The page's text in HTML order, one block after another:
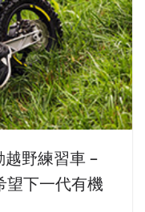
野練習車 –
望下一代有機